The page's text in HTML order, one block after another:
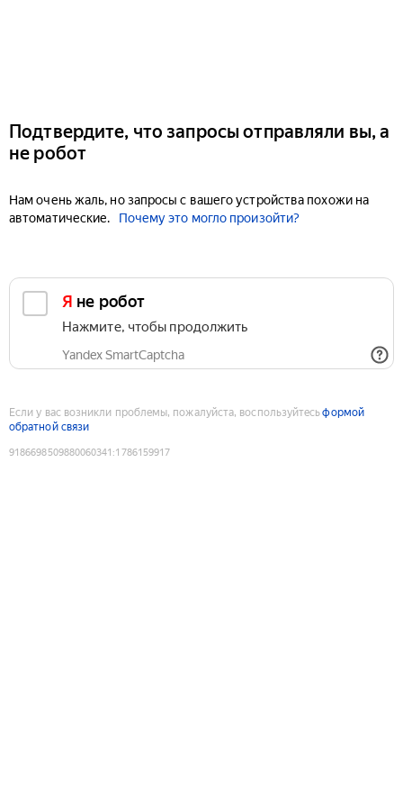
Подтвердите, что запросы отправляли вы, а
не робот
Нам очень жаль, но запросы с вашего устройства похожи на
автоматические.
Почему это могло произойти?
Я не робот
Нажмите, чтобы продолжить
Yandex SmartCaptcha
Если у вас возникли проблемы, пожалуйста, воспользуйтесьформой
обратной связи
9186698509880060341 :1786159917